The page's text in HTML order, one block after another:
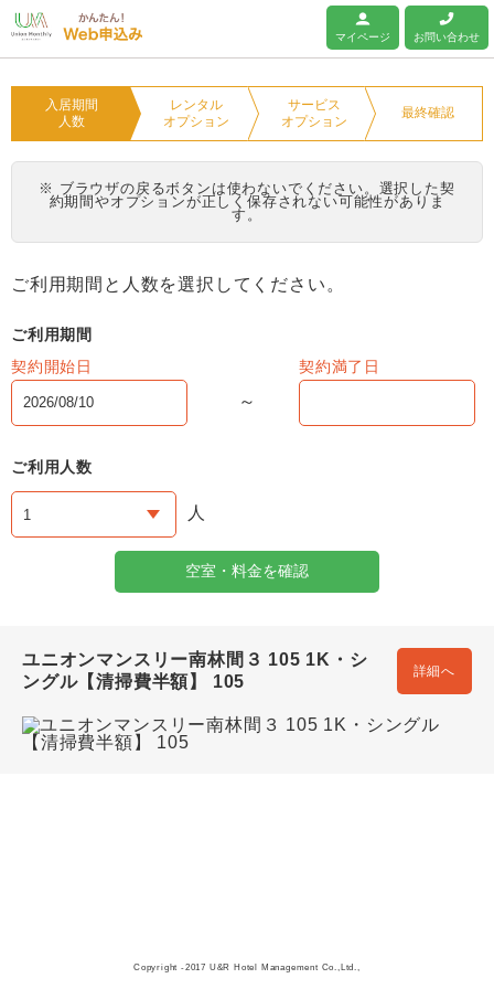
ユニオンマンスリー
マイページ お問い合わせ
入居期間
人数
レンタル
オプション
サービス
オプション
最終確認
※ ブラウザの戻るボタンは使わないでください。選択した契
約期間やオプションが正しく保存されない可能性がありま
す。
ご利用期間と人数を選択してください。
ご利用期間
契約開始日
契約満了日
ご利用人数
人
空室・料金を確認
ユニオンマンスリー南林間３ 105 1K・シ
ングル【清掃費半額】 105
詳細へ
Copyright -2017 U&R Hotel Management Co.,Ltd.,